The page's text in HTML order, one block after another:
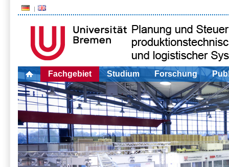
Fachgebiet Studium Forschung